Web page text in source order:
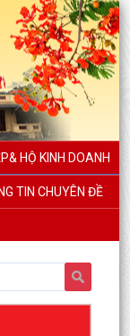
HỘ KINH DOANH
TIN CHUYÊN ĐỀ